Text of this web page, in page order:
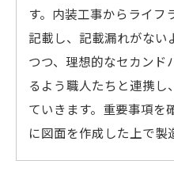
す。内装工事からライフ
記載し、記載漏れがない
つつ、理想的なセカンド
るよう職人たちと連携し
ていきます。重要事項を
に図面を作成した上で製